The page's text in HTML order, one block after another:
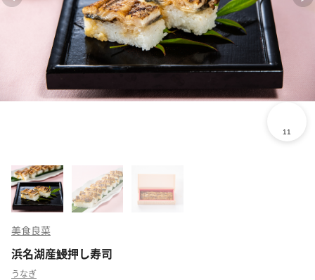
美食良菜
浜名湖産鰻押し寿司
うなぎ